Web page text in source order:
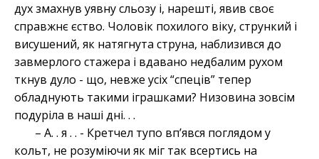
дух змахнув уявну сльозу і, нарешті, явив своє
справжнє єство. Чоловік похилого віку, стрункий і
висушений, як натягнута струна, наблизився до
завмерлого стажера і вдавано недбалим рухом
ткнув дуло - що, невже усіх “спеців” тепер
обладнують такими іграшками? Низовина зовсім
подуріла в наші дні. . .
– А. . я . . - Кретчел тупо вп’явся поглядом у
кольт, не розуміючи як міг так всертись на